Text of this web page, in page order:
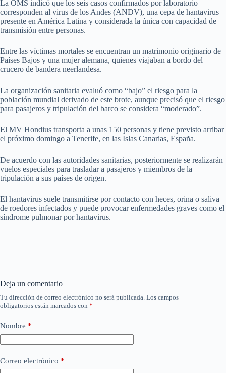
La OMS indicó que los seis casos confirmados por laboratorio
corresponden al virus de los Andes (ANDV), una cepa de hantavirus
presente en América Latina y considerada la única con capacidad de
transmisión entre personas.
Entre las víctimas mortales se encuentran un matrimonio originario de
Países Bajos y una mujer alemana, quienes viajaban a bordo del
crucero de bandera neerlandesa.
La organización sanitaria evaluó como “bajo” el riesgo para la
población mundial derivado de este brote, aunque precisó que el riesgo
para pasajeros y tripulación del barco se considera “moderado”.
El MV Hondius transporta a unas 150 personas y tiene previsto arribar
el próximo domingo a Tenerife, en las Islas Canarias, España.
De acuerdo con las autoridades sanitarias, posteriormente se realizarán
vuelos especiales para trasladar a pasajeros y miembros de la
tripulación a sus países de origen.
El hantavirus suele transmitirse por contacto con heces, orina o saliva
de roedores infectados y puede provocar enfermedades graves como el
síndrome pulmonar por hantavirus.
Deja un comentario
Tu dirección de correo electrónico no será publicada. Los campos
obligatorios están marcados con *
Nombre *
Correo electrónico *